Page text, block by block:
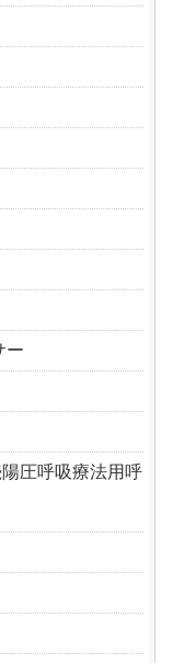
ー
圧呼吸療法用呼